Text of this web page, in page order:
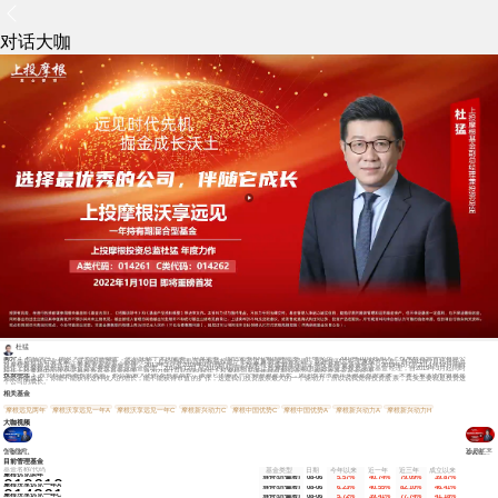
对话大咖
杜猛
简介： 杜猛先生，南京大学经济学硕士，先后任职于天同证券、中原证券、国信证券和中银国际证券，任研究员。2007年10月起加入上投摩根基金管理有限公
司，先后担任行业专家、基金经理助理、基金经理、总经理助理/国内权益投资一部总监兼资深基金经理，现担任副总经理兼投资总监。自2011年7月起担任上
投摩根新兴动力混合型证券投资基金基金经理，2013年3月至2015年9月同时担任上投摩根智选30混合型证券投资基金基金经理，2013年5月至2014年12月同时
担任上投摩根成长动力混合型证券投资基金基金经理，2014年12月至2019年4月同时担任上投摩根内需动力混合型证券投资基金基金经理，自2019年3月起同时
担任上投摩根中国优势证券投资基金基金经理，自2021年1月起同时担任上投摩根远见两年持有期混合型证券投资基金基金经理。
投资理念：投资权益或者投资股票，那么你最大的出发点是成长，股票它的最大一个特点就是成长，因为投资股票其实就是投资未来，未来它最大的价值就是
你能不能成长，你能不能获得这种收入的增长，能不能获得市值的扩张，这是我们投资股票最大的一个驱动力，所以说我觉得投资股票，其实主要就是投资这
个公司的成长。
相关基金
摩根远见两年 摩根沃享远见一年A 摩根沃享远见一年C 摩根新兴动力C 摩根中国优势C 摩根中国优势A 摩根新兴动力A
摩根新兴动力H
大咖视频
A股具备
大类资产
长期吸引
力
优质企业
在A股逐
渐壮大
目前管理基金
基金名称/代码
摩根远见两年
010610
摩根沃享远见一年A
摩根沃享远见一年C
基金类型
混合型(偏股)
混合型(偏股)
混合型(偏股)
日期
08-06
08-06
08-06
今年以来
5.57%
6.23%
5.72%
近一年
40.74%
40.55%
39.41%
近三年
79.09%
82.10%
77.74%
成立以来
39.87%
46.41%
41.18%